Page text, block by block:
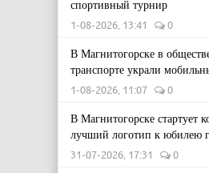
спортивный турнир
1-08-2026, 13:41 0
В Магнитогорске в
транспорте украли
1-08-2026, 11:07 0
В Магнитогорске стартует
лучший логотип к юбилею
31-07-2026, 17:31 0